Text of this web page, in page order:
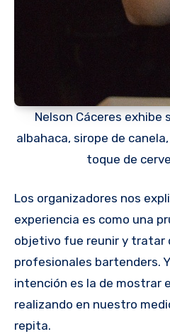
Nelson Cáceres exhibe
albahaca, sirope de
toque de
Los organizadores nos
experiencia es como una
objetivo fue reunir y tratar
profesionales bartenders.
intención es la de mostrar
realizando en nuestro
repita.